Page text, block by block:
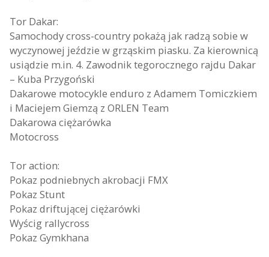
Tor Dakar:
Samochody cross-country pokażą jak radzą sobie w
wyczynowej jeździe w grząskim piasku. Za kierownicą
usiądzie m.in. 4. Zawodnik tegorocznego rajdu Dakar
– Kuba Przygoński
Dakarowe motocykle enduro z Adamem Tomiczkiem
i Maciejem Giemzą z ORLEN Team
Dakarowa ciężarówka
Motocross
Tor action:
Pokaz podniebnych akrobacji FMX
Pokaz Stunt
Pokaz driftującej ciężarówki
Wyścig rallycross
Pokaz Gymkhana